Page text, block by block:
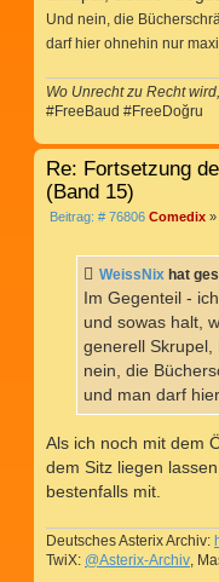
Und nein, die
darf hier ohnehin nur
Wo Unrecht zu Recht
#FreeBaud #FreeDoğru
Re: Fortsetzung
(Band 15)
Beitrag: # 76806B
r
a
Comedix »
WeissNix hat
Im Gegenteil -
und sowas halt,
generell Skrupel,
nein, die
und man darf
Als ich noch mit dem
dem Sitz liegen
bestenfalls mit.
Deutsches Asterix Archiv:
TwiX: @Asterix-Archiv,